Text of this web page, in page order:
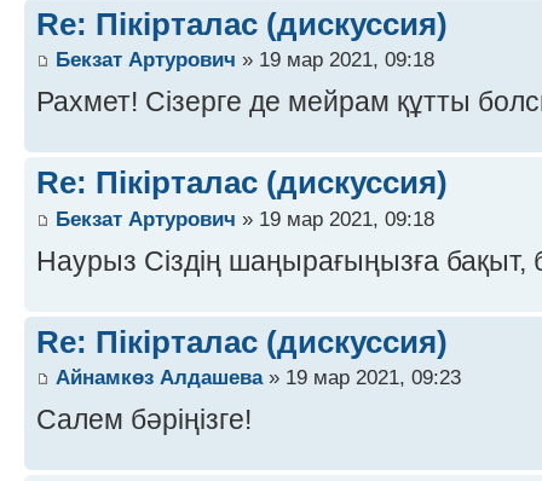
Re: Пікірталас (дискуссия)
Бекзат Артурович » 19 мар 2021, 09:18
Рахмет! Сізерге де мейрам құтты
Re: Пікірталас (дискуссия)
Бекзат Артурович » 19 мар 2021, 09:18
Наурыз Сіздің шаңырағыңызға бақыт,
Re: Пікірталас (дискуссия)
Айнамкөз Алдашева» 19 мар 2021, 09:23
Салем бәріңізге!